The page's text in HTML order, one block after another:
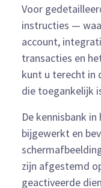
Voor
instructies —
account,
transacties en
kunt u terecht in
die toegankelijk
De kennisbank
bijgewerkt en
zijn afgestemd
geactiveerde